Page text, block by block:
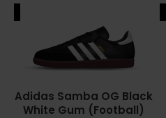
Adidas Samba OG Black
White Gum (Football)